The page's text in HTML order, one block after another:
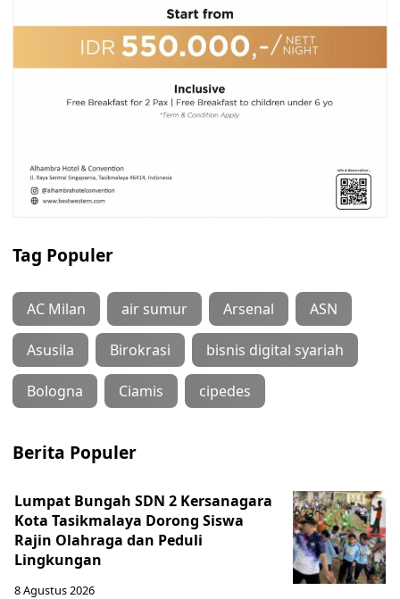
Tag Populer
AC Milan air sumur Arsenal ASN
Asusila Birokrasi bisnis digital syariah
Bologna Ciamis cipedes
Berita Populer
Lumpat Bungah SDN 2 Kersanagara
Kota Tasikmalaya Dorong Siswa
Rajin Olahraga dan Peduli
Lingkungan
8 Agustus 2026